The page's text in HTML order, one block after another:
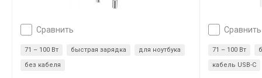
сравнить
71 – 100 Вт быстрая зарядка
для ноутбука
без кабеля
сравнить
71 – 100 Вт
кабель USB-C